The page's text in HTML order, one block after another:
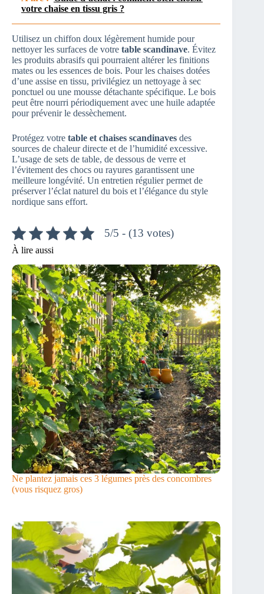
votre chaise en tissu gris ?
Utilisez un chiffon doux légèrement humide pour
nettoyer les surfaces de votre table scandinave. Évitez
les produits abrasifs qui pourraient altérer les finitions
mates ou les essences de bois. Pour les chaises dotées
d’une assise en tissu, privilégiez un nettoyage à sec
ponctuel ou une mousse détachante spécifique. Le bois
peut être nourri périodiquement avec une huile adaptée
pour prévenir le dessèchement.
Protégez votre table et chaises scandinaves des
sources de chaleur directe et de l’humidité excessive.
L’usage de sets de table, de dessous de verre et
l’évitement des chocs ou rayures garantissent une
meilleure longévité. Un entretien régulier permet de
préserver l’éclat naturel du bois et l’élégance du style
nordique sans effort.
5/5 - (13 votes)
À lire aussi
Ne plantez jamais ces 3 légumes près des concombres
(vous risquez gros)